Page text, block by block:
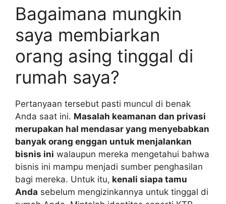
Bagaimana mungkin
saya membiarkan
orang asing tinggal di
rumah saya?
Pertanyaan tersebut pasti muncul di benak
Anda saat ini. Masalah keamanan dan privasi
merupakan hal mendasar yang menyebabkan
banyak orang enggan untuk menjalankan
bisnis ini walaupun mereka mengetahui bahwa
bisnis ini mampu menjadi sumber penghasilan
bagi mereka. Untuk itu, kenali siapa tamu
Anda sebelum mengizinkannya untuk tinggal di